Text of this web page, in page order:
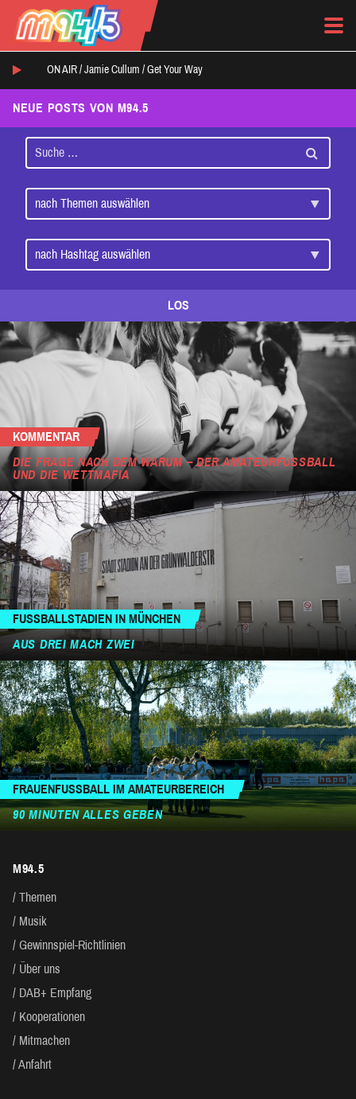
ON AIR / Jamie Cullum / Get Your Way
NEUE POSTS VON M94.5
LOS
KOMMENTAR
DIE FRAGE NACH DEM WARUM – DER AMATEURFUSSBALL U
ND DIE WETTMAFIA
FUSSBALLSTADIEN IN MÜNCHEN
AUS DREI MACH ZWEI
FRAUENFUSSBALL IM AMATEURBEREICH
90 MINUTEN ALLES GEBEN
M94.5
Themen
Musik
Gewinnspiel-Richtlinien
Über uns
DAB+ Empfang
Kooperationen
Mitmachen
Anfahrt